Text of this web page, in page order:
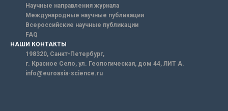
Научные направления журнала
Международные научные публикации
Всероссийские научные публикации
FAQ
НАШИ КОНТАКТЫ
198320, Санкт-Петербург,
г. Красное Село, ул. Геологическая, дом 44, ЛИТ А.
info@euroasia-science.ru